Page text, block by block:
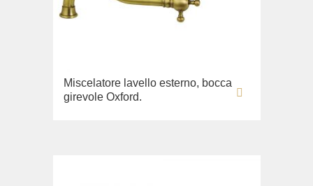
Miscelatore lavello esterno, bocca
girevole Oxford.